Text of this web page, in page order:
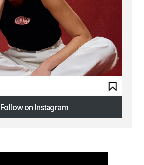
Follow on Instagram
Follow on Instagram